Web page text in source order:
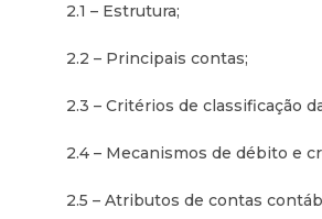
2.1 – Estrutura;
2.2 – Principais contas;
2.3 – Critérios de classificação
2.4 – Mecanismos de débito e
2.5 – Atributos de contas